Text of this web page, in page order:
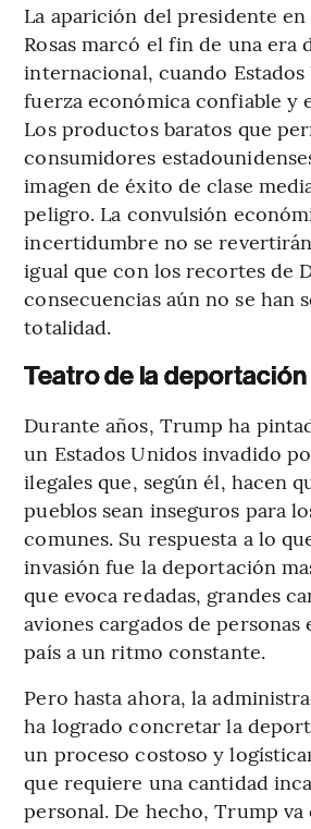
La aparición del presidente en
Rosas marcó el fin de una era
internacional, cuando
fuerza económica confiable y
Los productos baratos que
consumidores
imagen de éxito de clase
peligro. La convulsión
incertidumbre no se
igual que con los recortes de
consecuencias aún no se han
totalidad.
Teatro de la deportación
Durante años, Trump ha
un Estados Unidos invadido
ilegales que, según él, hacen
pueblos sean inseguros para
comunes. Su respuesta a lo
invasión fue la deportación
que evoca redadas, grandes
aviones cargados de personas
país a un ritmo constante.
Pero hasta ahora, la
ha logrado concretar la
un proceso costoso y
que requiere una cantidad
personal. De hecho, Trump va